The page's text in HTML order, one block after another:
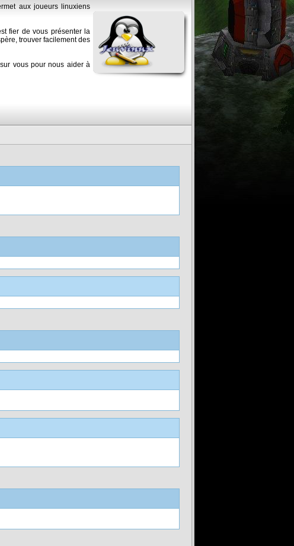
aux joueurs linuxiens
fier de vous présenter la
trouver facilement des
vous pour nous aider à